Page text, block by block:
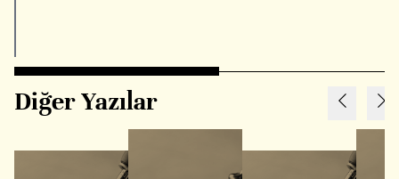
Diğer Yazılar